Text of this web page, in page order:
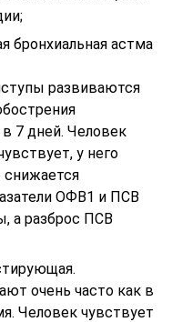
бронхиальная астма
развиваются
7 дней. Человек
у него
снижается
ОФВ1 и ПСВ
а разброс ПСВ
очень часто как в
Человек чувствует